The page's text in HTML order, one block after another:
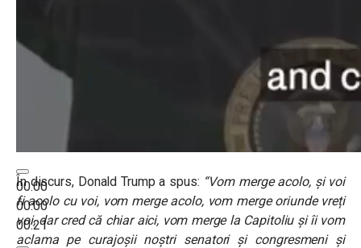
00:00
00:00
00:21
În discurs, Donald Trump a spus: “Vom merge acolo, și voi
fi acolo cu voi, vom merge acolo, vom merge oriunde vreți
voi, dar cred că chiar aici, vom merge la Capitoliu și îi vom
aclama pe curajoșii noștri senatori și congresmeni și